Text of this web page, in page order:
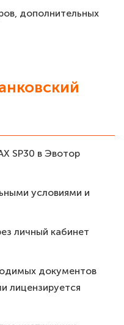
дополнительных
SP30 в Эвотор
условиями и
личный кабинет
документов
лицензируется